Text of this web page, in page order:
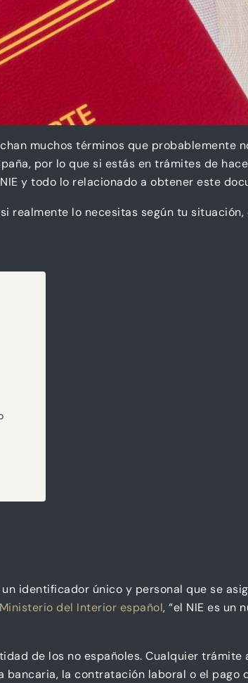
muchos términos que probablemente
por lo que si estás en trámites de
y todo lo relacionado a obtener este
realmente lo necesitas según tu
identificador único y personal que se
del Interior español, “el NIE es un
de los no españoles. Cualquier
la contratación laboral o el